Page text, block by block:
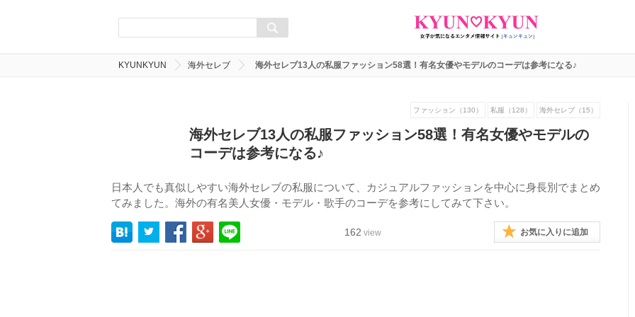
KYUNKYUN 海外セレブ 海外セレブ13人の私服ファッション58選！有名女優やモデルのコーデは参考になる♪
ファッション（130） 私服（128） 海外セレブ（15）
海外セレブ13人の私服ファッション58選！有名女優やモデルの
コーデは参考になる♪
日本人でも真似しやすい海外セレブの私服について、カジュアルファッションを中心に身長別でまとめ
てみました。海外の有名美人女優・モデル・歌手のコーデを参考にしてみて下さい。
162 view お気に入りに追加